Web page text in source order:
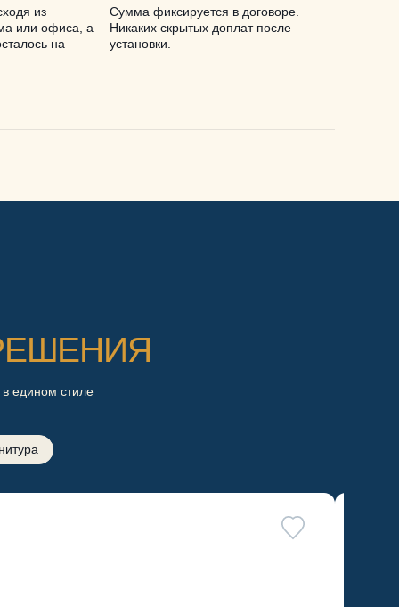
из
или офиса, а
на
Сумма фиксируется в договоре.
Никаких скрытых доплат после
установки.
едином стиле